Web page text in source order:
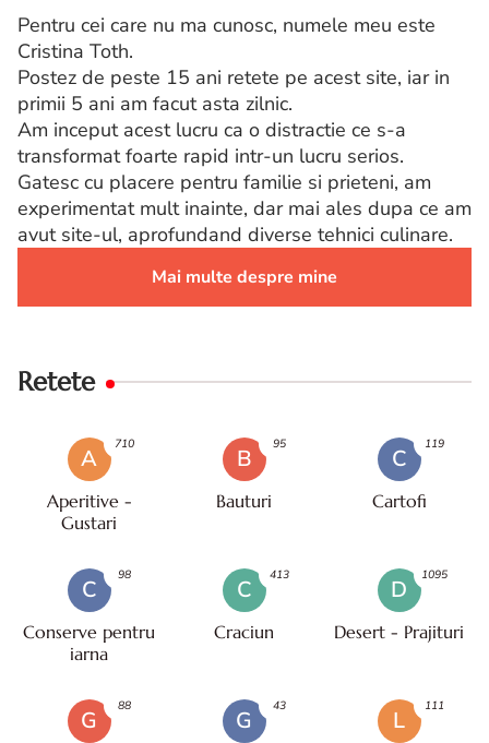
Pentru cei care nu ma cunosc, numele meu este
Cristina Toth.
Postez de peste 15 ani retete pe acest site, iar in
primii 5 ani am facut asta zilnic.
Am inceput acest lucru ca o distractie ce s-a
transformat foarte rapid intr-un lucru serios.
Gatesc cu placere pentru familie si prieteni, am
experimentat mult inainte, dar mai ales dupa ce am
avut site-ul, aprofundand diverse tehnici culinare.
Mai multe despre mine
Retete
A
Aperitive -
Gustari
710
B
Bauturi
95
C
Cartofi
119
C
Conserve pentru
iarna
98
C
Craciun
413
D
Desert - Prajituri
1095
G
88
G
43
L
111